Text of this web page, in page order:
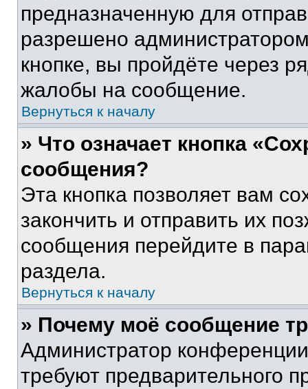
предназначенную для
разрешено
кнопке, вы пройдёте через
жалобы на сообщение.
Вернуться к началу
» Что означает кнопка
сообщения?
Эта кнопка позволяет вам
закончить и отправить их
сообщения перейдите в
раздела.
Вернуться к началу
» Почему моё сообщение
Администратор
требуют предварительного